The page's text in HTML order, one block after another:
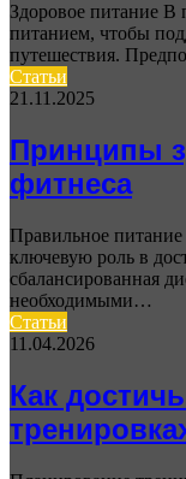
Здоровое питание В
питанием, чтобы
путешествия.
Статьи
21.11.2025
Принципы
фитнеса
Правильное питание
ключевую роль в
сбалансированная
необходимыми…
Статьи
11.04.2026
Как